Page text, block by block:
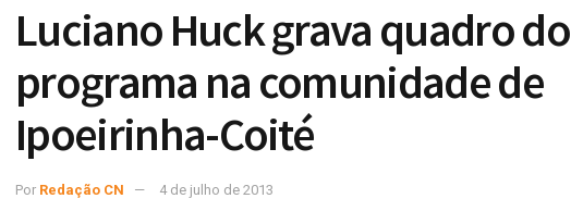
Luciano Huck grava quadro do
programa na comunidade de
Ipoeirinha-Coité
Por Redação CN 4 de julho de 2013